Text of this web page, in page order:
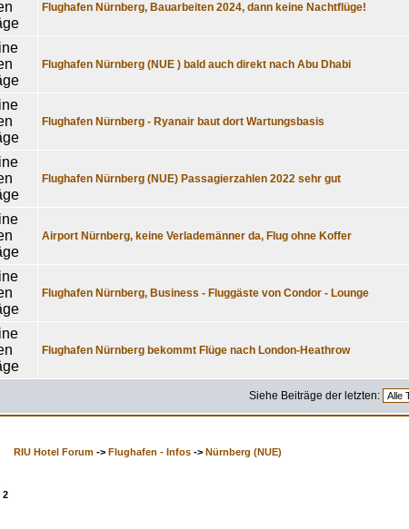
Flughafen Nürnberg, Bauarbeiten 2024, dann keine Nachtflüge!
Flughafen Nürnberg (NUE ) bald auch direkt nach Abu Dhabi
Flughafen Nürnberg - Ryanair baut dort Wartungsbasis
Flughafen Nürnberg (NUE) Passagierzahlen 2022 sehr gut
Airport Nürnberg, keine Verlademänner da, Flug ohne Koffer
Flughafen Nürnberg, Business - Fluggäste von Condor - Lounge
Flughafen Nürnberg bekommt Flüge nach London-Heathrow
Siehe Beiträge der letzten:
RIU Hotel Forum -> Flughafen - Infos -> Nürnberg (NUE)
2